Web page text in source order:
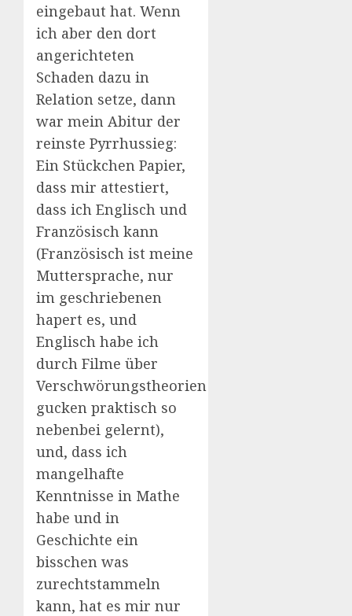
eingebaut hat. Wenn
ich aber den dort
angerichteten
Schaden dazu in
Relation setze, dann
war mein Abitur der
reinste Pyrrhussieg:
Ein Stückchen Papier,
dass mir attestiert,
dass ich Englisch und
Französisch kann
(Französisch ist meine
Muttersprache, nur
im geschriebenen
hapert es, und
Englisch habe ich
durch Filme über
Verschwörungstheorien
gucken praktisch so
nebenbei gelernt),
und, dass ich
mangelhafte
Kenntnisse in Mathe
habe und in
Geschichte ein
bisschen was
zurechtstammeln
kann, hat es mir nur